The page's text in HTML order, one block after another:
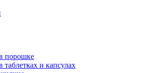
порошке
таблетках и капсулах